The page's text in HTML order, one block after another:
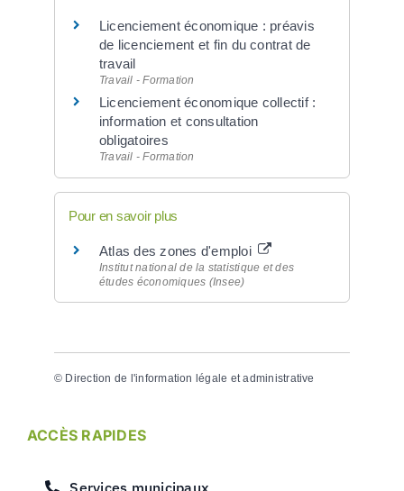
Licenciement économique : préavis
de licenciement et fin du contrat de
travail
Travail - Formation
Licenciement économique collectif :
information et consultation
obligatoires
Travail - Formation
Pour en savoir plus
Atlas des zones d'emploi
Institut national de la statistique et des
études économiques (Insee)
© Direction de l'information légale et administrative
ACCÈS RAPIDES